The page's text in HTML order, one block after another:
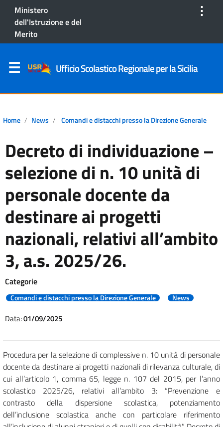
Ministero
dell'Istruzione e del
Merito
⋮
Ufficio Scolastico Regionale per la Sicilia
Home News Comandi e distacchi presso la Direzione Generale
Decreto di individuazione –
selezione di n. 10 unità di
personale docente da
destinare ai progetti
nazionali, relativi all’ambito
3, a.s. 2025/26.
Categorie
Comandi e distacchi presso la Direzione Generale News
Data:01/09/2025
Procedura per la selezione di complessive n. 10 unità di personale
docente da destinare ai progetti nazionali di rilevanza culturale, di
cui all’articolo 1, comma 65, legge n. 107 del 2015, per l’anno
scolastico 2025/26, relativi all’ambito 3: “Prevenzione e
contrasto della dispersione scolastica, potenziamento
dell’inclusione scolastica anche con particolare riferimento